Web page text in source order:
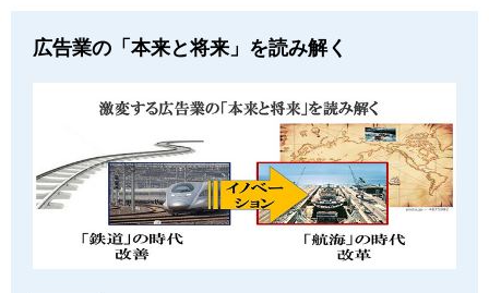
広告業の「本来と将来」を読み解く